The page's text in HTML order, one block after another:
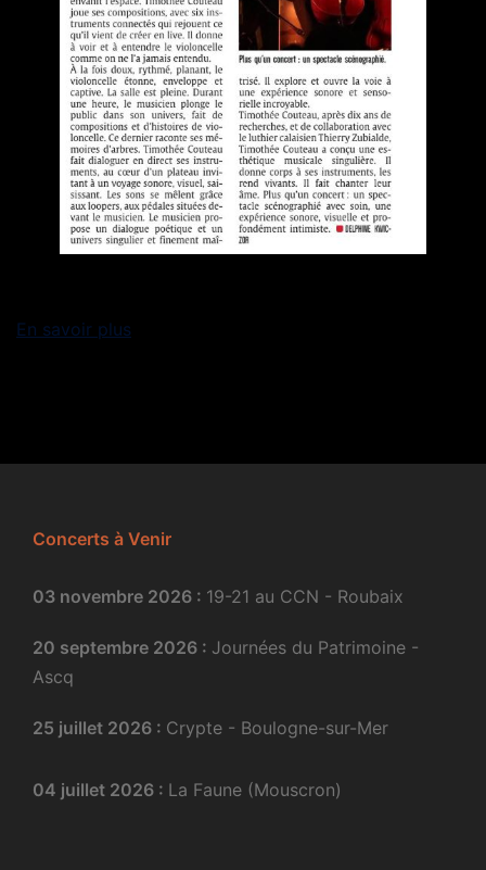
En savoir plus
Concerts à Venir
03 novembre 2026 : 19-21 au CCN - Roubaix
20 septembre 2026 : Journées du Patrimoine -
Ascq
25 juillet 2026 : Crypte - Boulogne-sur-Mer
04 juillet 2026 : La Faune (Mouscron)